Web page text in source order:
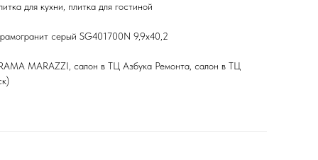
для кухни, плитка для гостиной
серый SG401700N 9,9х40,2
MARAZZI, салон в ТЦ Азбука Ремонта, салон в ТЦ